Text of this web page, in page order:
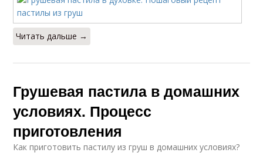
Читать дальше →
Грушевая пастила в домашних
условиях. Процесс
приготовления
Как приготовить пастилу из груш в домашних условиях?